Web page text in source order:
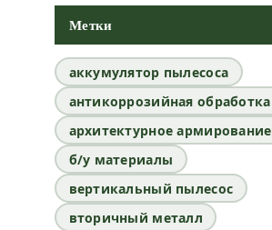
Метки
аккумулятор пылесоса
антикоррозийная обработка
архитектурное армирование
б/у материалы
вертикальный пылесос
вторичный металл